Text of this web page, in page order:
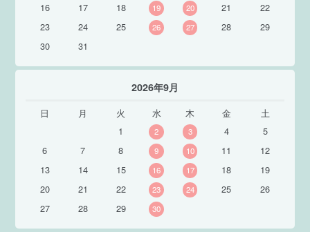
16
17 18 19 20 21
22
23
24 25 26 27 28
29
30
31
2026年9月
日 月 火 水 木 金
土
1
2 3 4
5
6
7 8 9 10 11
12
13
14 15 16 17 18
19
20
21 22 23 24 25
26
27
28 29 30